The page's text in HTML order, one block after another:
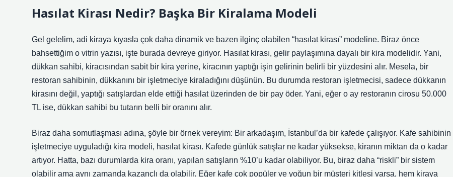
Hasılat Kirası Nedir? Başka Bir Kiralama Modeli
Gel gelelim, adi kiraya kıyasla çok daha dinamik ve bazen ilginç olabilen “hasılat kirası” modeline. Biraz önce
bahsettiğim o vitrin yazısı, işte burada devreye giriyor. Hasılat kirası, gelir paylaşımına dayalı bir kira modelidir. Yani,
dükkan sahibi, kiracısından sabit bir kira yerine, kiracının yaptığı işin gelirinin belirli bir yüzdesini alır. Mesela, bir
restoran sahibinin, dükkanını bir işletmeciye kiraladığını düşünün. Bu durumda restoran işletmecisi, sadece dükkanın
kirasını değil, yaptığı satışlardan elde ettiği hasılat üzerinden de bir pay öder. Yani, eğer o ay restoranın cirosu 50.000
TL ise, dükkan sahibi bu tutarın belli bir oranını alır.
Biraz daha somutlaşması adına, şöyle bir örnek vereyim: Bir arkadaşım, İstanbul’da bir kafede çalışıyor. Kafe sahibinin
işletmeciye uyguladığı kira modeli, hasılat kirası. Kafede günlük satışlar ne kadar yüksekse, kiranın miktarı da o kadar
artıyor. Hatta, bazı durumlarda kira oranı, yapılan satışların %10’u kadar olabiliyor. Bu, biraz daha “riskli” bir sistem
olabilir ama aynı zamanda kazançlı da olabilir. Eğer kafe çok popüler ve yoğun bir müşteri kitlesi varsa, hem kiraya